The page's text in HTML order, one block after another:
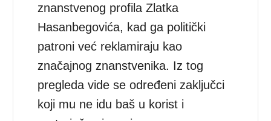
znanstvenog profila Zlatka
Hasanbegovića, kad ga politički
patroni već reklamiraju kao
značajnog znanstvenika. Iz tog
pregleda vide se određeni zaključci
koji mu ne idu baš u korist i